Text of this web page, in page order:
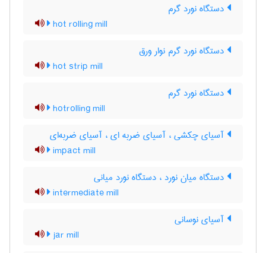
دستگاه نورد گرم
hot rolling mill
دستگاه نورد گرم نوار ورق
hot strip mill
دستگاه نورد گرم
hotrolling mill
آسیای چکشی ، آسیای ضربه ای ، آسیای ضربه‌ای
impact mill
دستگاه میان نورد ، دستگاه نورد میانی
intermediate mill
آسیای نوسانی
jar mill